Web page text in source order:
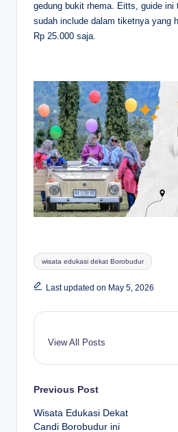
gedung bukit rhema. Eitts, guide ini
sudah include dalam tiketnya yang
Rp 25.000 saja.
Tags:
wisata edukasi dekat Borobudur
Last updated on May 5, 2026
View All Posts
Post
navigation
Previous Post
Wisata Edukasi Dekat
Candi Borobudur ini